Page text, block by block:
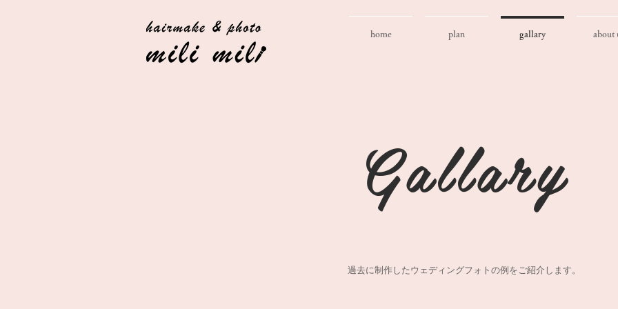
home plan gallary about
Gallary
過去に制作したウェディングフォトの例をご紹介します。